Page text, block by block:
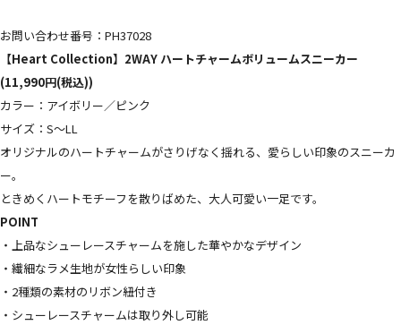
お問い合わせ番号：PH37028
【Heart Collection】2WAY ハートチャームボリュームスニーカー
(11,990円(税込))
カラー：アイボリー／ピンク
サイズ：S〜LL
オリジナルのハートチャームがさりげなく揺れる、愛らしい印象のスニーカ
ー。
ときめくハートモチーフを散りばめた、大人可愛い一足です。
POINT
・上品なシューレースチャームを施した華やかなデザイン
・繊細なラメ生地が女性らしい印象
・2種類の素材のリボン紐付き
・シューレースチャームは取り外し可能